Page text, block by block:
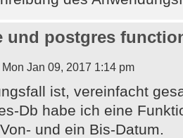
und postgres
Mon Jan 09, 2017 1:14 pm
ist, vereinfacht
Db habe ich eine
und ein Bis-Datum.